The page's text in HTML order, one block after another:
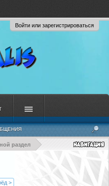
Войти или зарегистрироваться
раздел
>